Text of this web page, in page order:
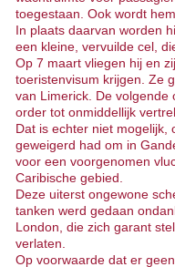
toegestaan. Ook wordt
In plaats daarvan worden
een kleine, vervuilde cel,
Op 7 maart vliegen hij en
toeristenvisum krijgen. Ze
van Limerick. De volgende
order tot onmiddellijk
Dat is echter niet mogelijk,
geweigerd had om in
voor een voorgenomen
Caribische gebied.
Deze uiterst ongewone
tanken werd gedaan
London, die zich garant
verlaten.
Op voorwaarde dat er